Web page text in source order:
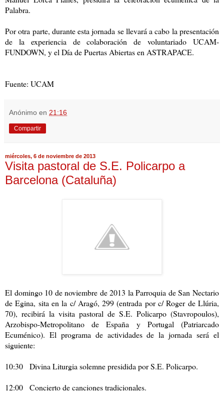
Palabra.
Por otra parte, durante esta jornada se llevará a cabo la presentación
de la experiencia de colaboración de voluntariado UCAM-
FUNDOWN, y el Día de Puertas Abiertas en ASTRAPACE.
Fuente: UCAM
Anónimo en 21:16
Compartir
miércoles, 6 de noviembre de 2013
Visita pastoral de S.E. Policarpo a
Barcelona (Cataluña)
El domingo 10 de noviembre de 2013 la Parroquia de San Nectario
de Egina, sita en la c/ Aragó, 299 (entrada por c/ Roger de Llúria,
70), recibirá la visita pastoral de S.E. Policarpo (Stavropoulos),
Arzobispo-Metropolitano de España y Portugal (Patriarcado
Ecuménico). El programa de actividades de la jornada será el
siguiente:
10:30 Divina Liturgia solemne presidida por S.E. Policarpo.
12:00 Concierto de canciones tradicionales.